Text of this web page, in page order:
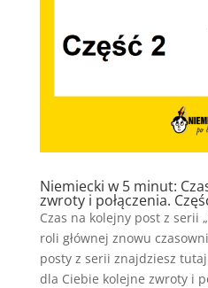
Niemiecki w 5 minut:
zwroty i połączenia.
Czas na kolejny post z serii
roli głównej znowu
posty z serii znajdziesz
dla Ciebie kolejne zwroty i